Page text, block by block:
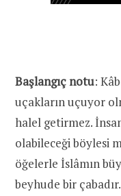
Başlangıç notu:
uçakların uçuyor
halel getirmez.
olabileceği böylesi
öğelerle İslâmın
beyhude bir